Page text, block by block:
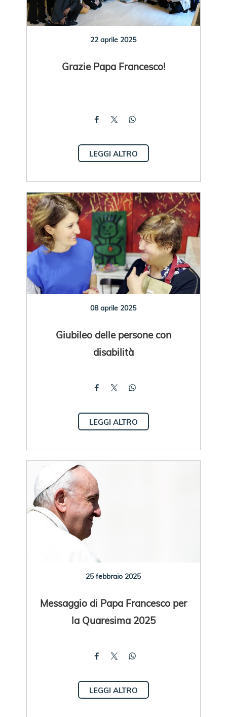
22 aprile 2025
Grazie Papa Francesco!
LEGGI ALTRO
08 aprile 2025
Giubileo delle persone con
disabilità
LEGGI ALTRO
25 febbraio 2025
Messaggio di Papa Francesco per
la Quaresima 2025
LEGGI ALTRO